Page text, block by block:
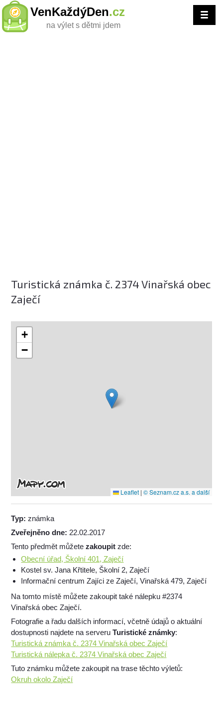
VenKaždýDen.cz
na výlet s dětmi jdem
Turistická známka č. 2374 Vinařská obec
Zaječí
+
−
Leaflet | © Seznam.cz a.s. a další
Typ:známka
Zveřejněno dne: 22.02.2017
Tento předmět můžetezakoupit zde:
Obecní úřad, Školní 401, Zaječí
Kostel sv. Jana Křtitele, Školní 2, Zaječí
Informační centrum Zajíci ze Zaječí, Vinařská 479, Zaječí
Na tomto místě můžete zakoupit také nálepku #2374
Vinařská obec Zaječí.
Fotografie a řadu dalších informací, včetně údajů o aktuální
dostupnosti najdete na serveruTuristické známky:
Turistická známka č. 2374 Vinařská obec Zaječí
Turistická nálepka č. 2374 Vinařská obec Zaječí
Tuto známku můžete zakoupit na trase těchto výletů:
Okruh okolo Zaječí